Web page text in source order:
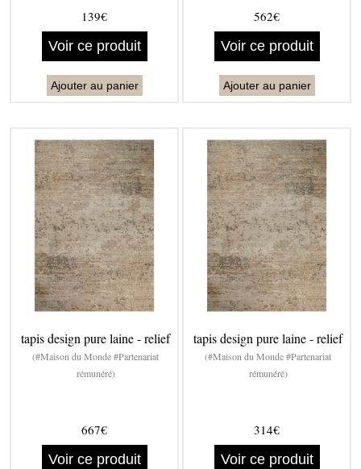
139€
Voir ce produit
Ajouter au panier
562€
Voir ce produit
Ajouter au panier
tapis design pure laine - relief
(#Maison du Monde #Partenariat
rémunéré)
667€
Voir ce produit
tapis design pure laine - relief
(#Maison du Monde #Partenariat
rémunéré)
314€
Voir ce produit